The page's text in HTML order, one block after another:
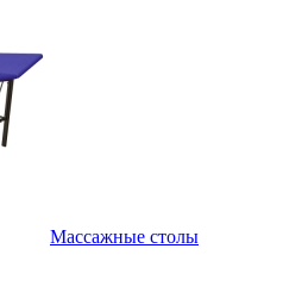
Массажные столы